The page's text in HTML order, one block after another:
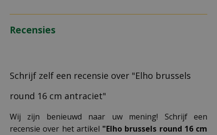
Recensies
Schrijf zelf een recensie over "Elho brussels
round 16 cm antraciet"
Wij zijn benieuwd naar uw mening! Schrijf een
recensie over het artikel "Elho brussels round 16 cm